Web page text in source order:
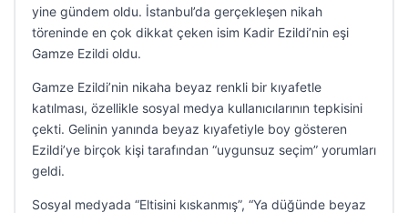
yine gündem oldu. İstanbul’da gerçekleşen nikah
töreninde en çok dikkat çeken isim Kadir Ezildi’nin eşi
Gamze Ezildi oldu.
Gamze Ezildi’nin nikaha beyaz renkli bir kıyafetle
katılması, özellikle sosyal medya kullanıcılarının tepkisini
çekti. Gelinin yanında beyaz kıyafetiyle boy gösteren
Ezildi’ye birçok kişi tarafından “uygunsuz seçim” yorumları
geldi.
Sosyal medyada “Eltisini kıskanmış”, “Ya düğünde beyaz